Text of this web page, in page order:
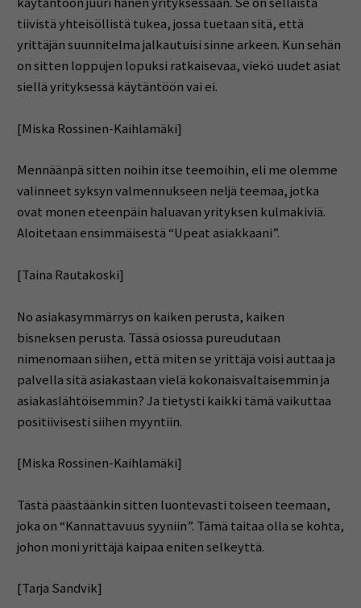
tiivistä yhteisöllistä tukea, jossa tuetaan sitä, että
yrittäjän suunnitelma jalkautuisi sinne arkeen. Kun sehän
on sitten loppujen lopuksi ratkaisevaa, viekö uudet asiat
siellä yrityksessä käytäntöön vai ei.
[Miska Rossinen-Kaihlamäki]
Mennäänpä sitten noihin itse teemoihin, eli me olemme
valinneet syksyn valmennukseen neljä teemaa, jotka
ovat monen eteenpäin haluavan yrityksen kulmakiviä.
Aloitetaan ensimmäisestä “Upeat asiakkaani”.
[Taina Rautakoski]
No asiakasymmärrys on kaiken perusta, kaiken
bisneksen perusta. Tässä osiossa pureudutaan
nimenomaan siihen, että miten se yrittäjä voisi auttaa ja
palvella sitä asiakastaan vielä kokonaisvaltaisemmin ja
asiakaslähtöisemmin? Ja tietysti kaikki tämä vaikuttaa
positiivisesti siihen myyntiin.
[Miska Rossinen-Kaihlamäki]
Tästä päästäänkin sitten luontevasti toiseen teemaan,
joka on “Kannattavuus syyniin”. Tämä taitaa olla se kohta,
johon moni yrittäjä kaipaa eniten selkeyttä.
[Tarja Sandvik]